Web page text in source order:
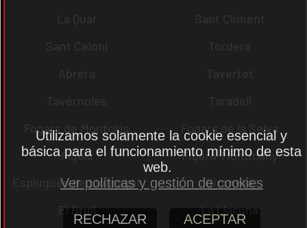
La Quar
Sant Climent
Sant Celoni
Tordera
Abrera
Tavertet
Tavèrnoles
Taradell
Fogars de Montclús
Fogars de la Selva
Fígols
Figaró-Montmany
Esplugues de Llobregat
Gironella
El Brull
La Llacuna
Utilizamos solamente la cookie esencial y
básica para el funcionamiento mínimo de esta
web.
Ver políticas y gestión de cookies
RECHAZAR ACEPTAR